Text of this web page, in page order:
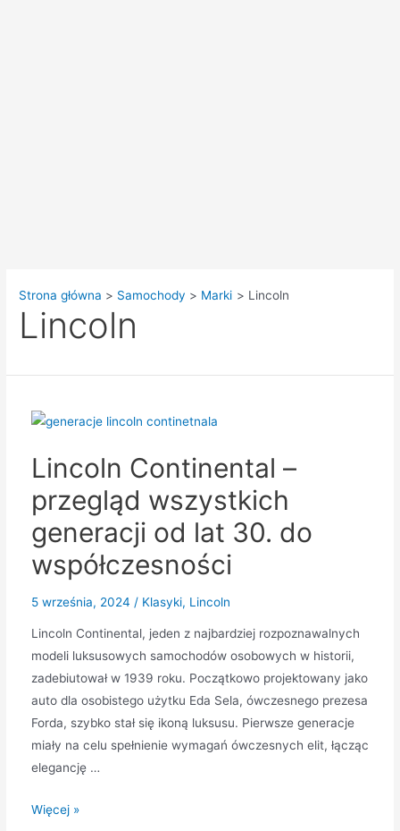
Strona główna Samochody Marki Lincoln
Lincoln
Lincoln Continental –
przegląd wszystkich
generacji od lat 30. do
współczesności
5 września, 2024 / Klasyki, Lincoln
Lincoln Continental, jeden z najbardziej rozpoznawalnych
modeli luksusowych samochodów osobowych w historii,
zadebiutował w 1939 roku. Początkowo projektowany jako
auto dla osobistego użytku Eda Sela, ówczesnego prezesa
Forda, szybko stał się ikoną luksusu. Pierwsze generacje
miały na celu spełnienie wymagań ówczesnych elit, łącząc
elegancję …
Lincoln
Więcej »